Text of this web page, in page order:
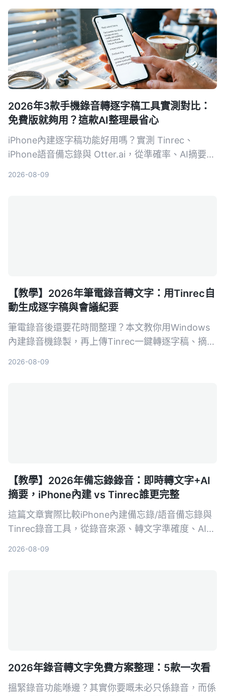
庫。
2026年3款手機錄音轉逐字稿工具實測對比：
免費版就夠用？這款AI整理最省心
iPhone內建逐字稿功能好用嗎？實測 Tinrec、
iPhone語音備忘錄與 Otter.ai，從準確率、AI摘要、
2026-08-09
【教學】2026年筆電錄音轉文字：用Tinrec自
動生成逐字稿與會議紀要
筆電錄音後還要花時間整理？本文教你用Windows
內建錄音機錄製，再上傳Tinrec一鍵轉逐字稿、摘要
2026-08-09
【教學】2026年備忘錄錄音：即時轉文字+AI
摘要，iPhone內建 vs Tinrec誰更完整
這篇文章實際比較iPhone內建備忘錄/語音備忘錄與
Tinrec錄音工具，從錄音來源、轉文字準確度、AI整
2026-08-09
2026年錄音轉文字免費方案整理：5款一次看
搵緊錄音功能喺邊？其實你要嘅未必只係錄音，而係